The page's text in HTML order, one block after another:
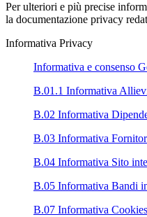
Per ulteriori e più precise
la documentazione privacy
Informativa Privacy
Informativa e consenso
B.01.1 Informativa
B.02 Informativa
B.03 Informativa
B.04 Informativa Sito
B.05 Informativa Bandi
B.07 Informativa